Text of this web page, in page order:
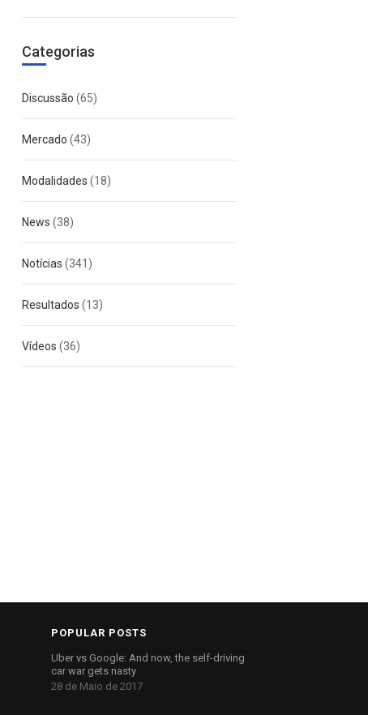
Categorias
Discussão (65)
Mercado (43)
Modalidades (18)
News (38)
Notícias (341)
Resultados (13)
Vídeos (36)
POPULAR POSTS
Uber vs Google: And now, the self-driving
car war gets nasty
28 de Maio de 2017